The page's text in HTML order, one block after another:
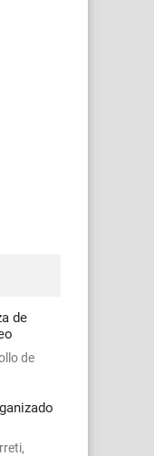
de
de